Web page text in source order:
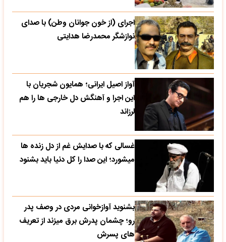
اجرای (از خون جوانان وطن) با صدای
نوازشگر محمدرضا هدایتی
آواز اصیل ایرانی؛ همایون شجریان با
این اجرا و آهنگش دل خارجی ها را هم
لرزاند
غسالی که با صدایش غم از دل زنده ها
میشورد؛ این صدا را کل دنیا باید بشنود
بشنوید آوازخوانی مردی در وصف پدر
رو؛ چشمان پدرش برق میزند از تعریف
های پسرش